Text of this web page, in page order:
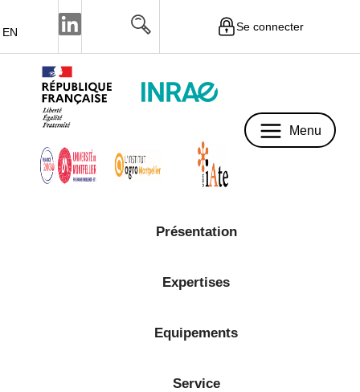
EN Se connecter
Menu
Présentation
Expertises
Equipements
Service